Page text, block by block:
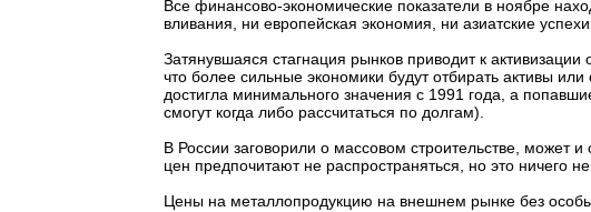
Все финансово-экономические показатели в ноябре
вливания, ни европейская экономия, ни азиатские
Затянувшаяся стагнация рынков приводит к
что более сильные экономики будут отбирать активы
достигла минимального значения с 1991 года, а
смогут когда либо рассчитаться по долгам).
В России заговорили о массовом строительстве, может
цен предпочитают не распространяться, но это ничего
Цены на металлопродукцию на внешнем рынке без